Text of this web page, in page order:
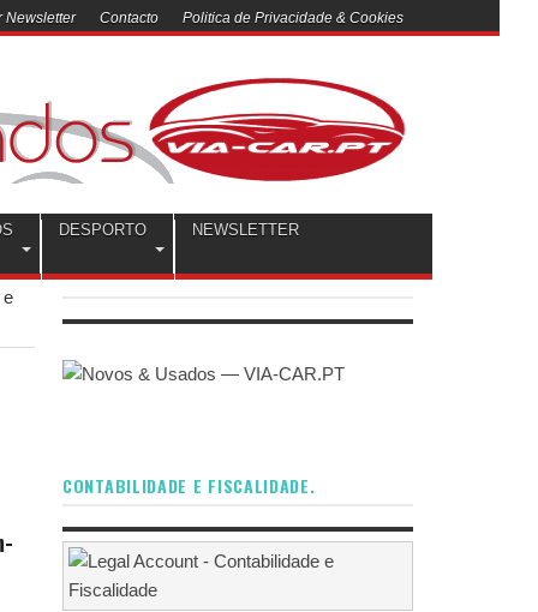
Newsletter Contacto Politica de Privacidade & Cookies
DESPORTO NEWSLETTER
e
CONTABILIDADE E FISCALIDADE.